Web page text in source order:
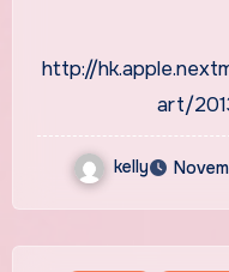
http://
art/
kelly